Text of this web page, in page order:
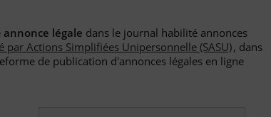
annonce légale dans le journal habilité annonces
par Actions Simplifiées Unipersonnelle (SASU), dans
de publication d'annonces légales en ligne